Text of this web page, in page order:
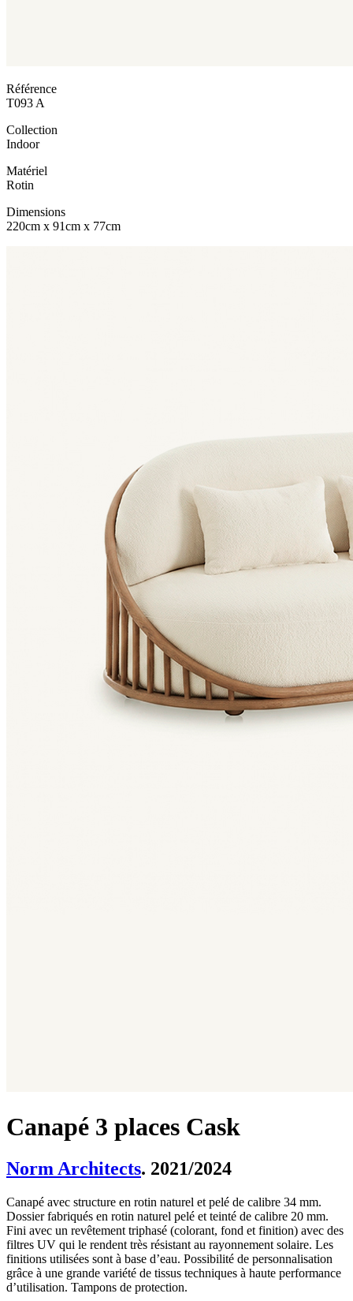
Référence
T093 A
Collection
Indoor
Matériel
Rotin
Dimensions
220cm x 91cm x 77cm
Canapé 3 places Cask
Norm Architects. 2021/2024
Canapé avec structure en rotin naturel et pelé de calibre 34 mm.
Dossier fabriqués en rotin naturel pelé et teinté de calibre 20 mm.
Fini avec un revêtement triphasé (colorant, fond et finition) avec des
filtres UV qui le rendent très résistant au rayonnement solaire. Les
finitions utilisées sont à base d’eau. Possibilité de personnalisation
grâce à une grande variété de tissus techniques à haute performance
d’utilisation. Tampons de protection.